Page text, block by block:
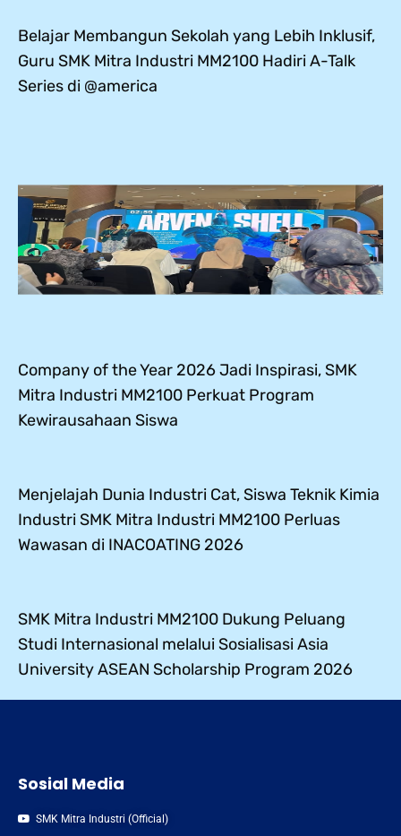
Belajar Membangun Sekolah yang Lebih Inklusif,
Guru SMK Mitra Industri MM2100 Hadiri A-Talk
Series di @america
Company of the Year 2026 Jadi Inspirasi, SMK
Mitra Industri MM2100 Perkuat Program
Kewirausahaan Siswa
Menjelajah Dunia Industri Cat, Siswa Teknik Kimia
Industri SMK Mitra Industri MM2100 Perluas
Wawasan di INACOATING 2026
SMK Mitra Industri MM2100 Dukung Peluang
Studi Internasional melalui Sosialisasi Asia
University ASEAN Scholarship Program 2026
Sosial Media
SMK Mitra Industri (Official)